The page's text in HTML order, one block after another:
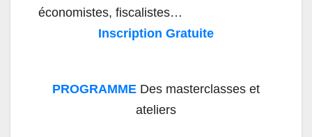
économistes, fiscalistes…
Inscription Gratuite
PROGRAMME Des masterclasses et
ateliers